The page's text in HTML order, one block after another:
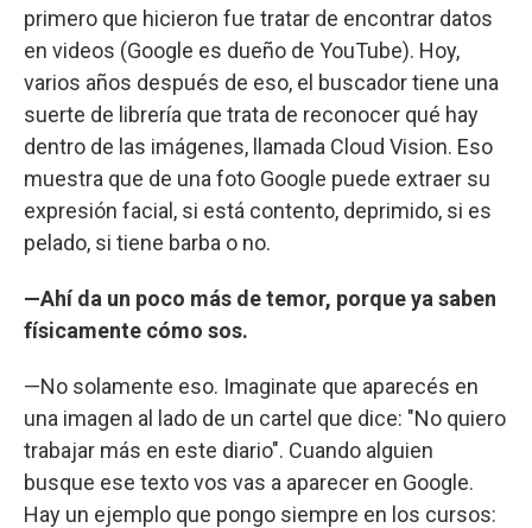
primero que hicieron fue tratar de encontrar datos
en videos (Google es dueño de YouTube). Hoy,
varios años después de eso, el buscador tiene una
suerte de librería que trata de reconocer qué hay
dentro de las imágenes, llamada Cloud Vision. Eso
muestra que de una foto Google puede extraer su
expresión facial, si está contento, deprimido, si es
pelado, si tiene barba o no.
—Ahí da un poco más de temor, porque ya saben
físicamente cómo sos.
—No solamente eso. Imaginate que aparecés en
una imagen al lado de un cartel que dice: "No quiero
trabajar más en este diario". Cuando alguien
busque ese texto vos vas a aparecer en Google.
Hay un ejemplo que pongo siempre en los cursos: